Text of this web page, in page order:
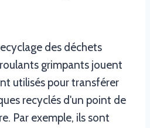
des déchets
grimpants jouent
utilisés pour transférer
recyclés d'un point de
Par exemple, ils sont